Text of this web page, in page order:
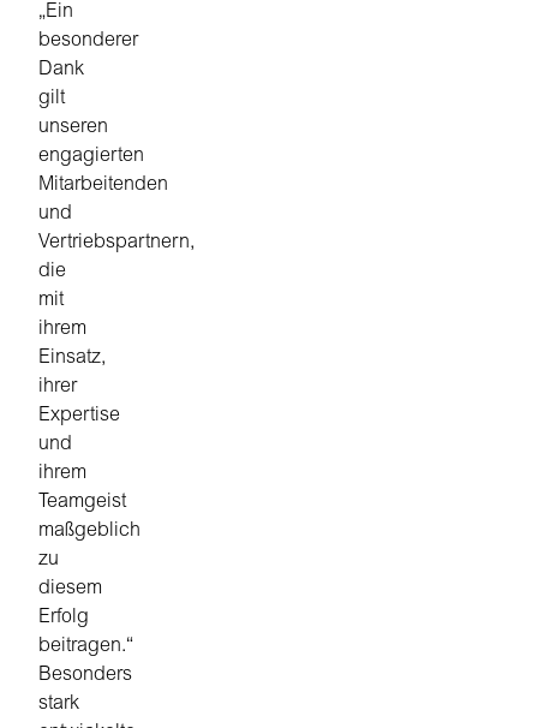
„Ein
besonderer
Dank
gilt
unseren
engagierten
Mitarbeitenden
und
Vertriebspartnern,
die
mit
ihrem
Einsatz,
ihrer
Expertise
und
ihrem
Teamgeist
maßgeblich
zu
diesem
Erfolg
beitragen.“
Besonders
stark